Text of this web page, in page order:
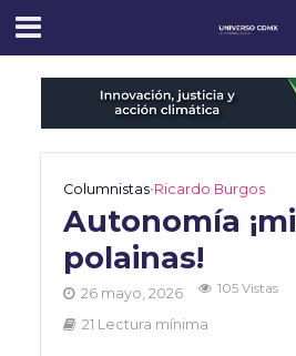
Columnistas•Ricardo Burgos
Autonomía
polainas!
26 mayo, 2026 105 Vistas
21 Lectura mínima